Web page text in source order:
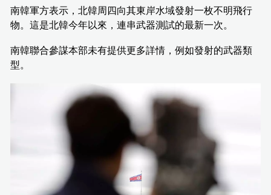
南韓軍方表示，北韓周四向其東岸水域發射一枚不明飛行
物。這是北韓今年以來，連串武器測試的最新一次。
南韓聯合參謀本部未有提供更多詳情，例如發射的武器類
型。